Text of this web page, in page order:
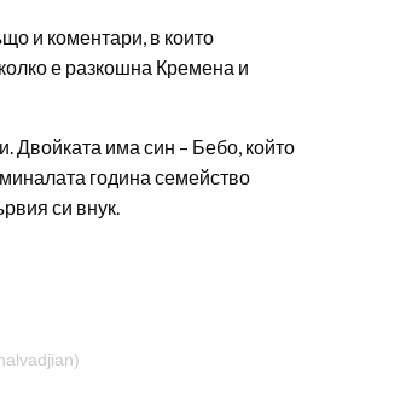
и коментари, в които
е разкошна Кремена и
Двойката има син – Бебо, който
година семейство
си внук.